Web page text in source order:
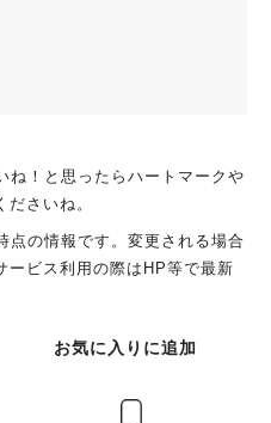
！と思ったらハートマークや
さいね。
の情報です。変更される場合
ービス利用の際はHP等で最新
お気に入りに追加